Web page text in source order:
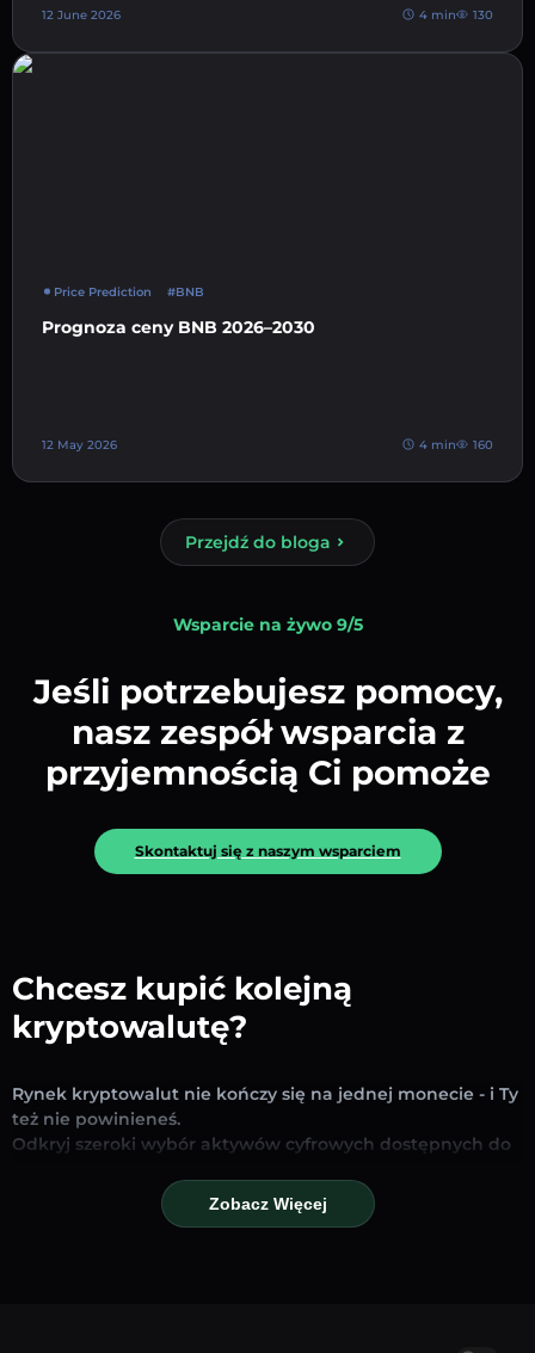
12 June 2026 4 min 130
Price Prediction #BNB
Prognoza ceny BNB 2026–2030
12 May 2026 4 min 160
Przejdź do bloga
Wsparcie na żywo 9/5
Jeśli potrzebujesz pomocy,
nasz zespół wsparcia z
przyjemnością Ci pomoże
Skontaktuj się z naszym wsparciem
Chcesz kupić kolejną
kryptowalutę?
Rynek kryptowalut nie kończy się na jednej monecie - i Ty
też nie powinieneś.
Odkryj szeroki wybór aktywów cyfrowych dostępnych do
tego, czy szukasz uznanych stablecoinów, obiecujących
altcoinów czy nowych trendujących tokenów – znajdziesz
Zobacz Więcej